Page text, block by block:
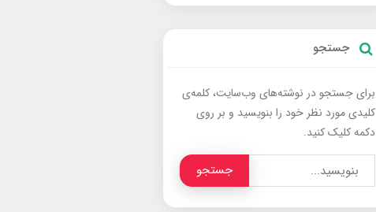
جستجو
برای جستجو در نوشته‌های وب‌سایت، کلمه‌ی
کلیدی مورد نظر خود را بنویسید و بر روی
دکمه کلیک کنید.
جستجو